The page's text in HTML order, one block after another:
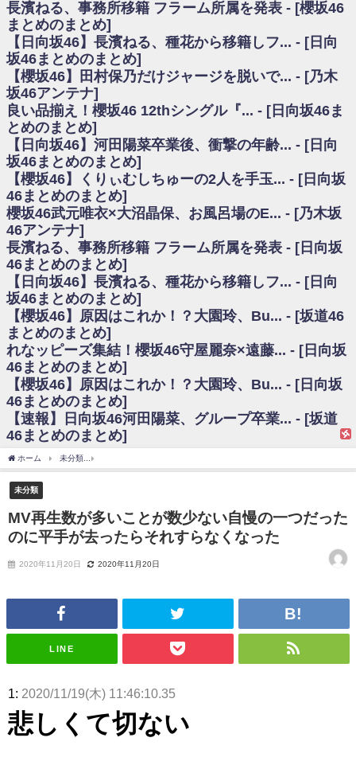
ピーズ集結！櫻坂46守屋麗奈×遠藤理子、8/6「ラヴィット！」水曜スタジオ出
演決定
欅坂/日向坂46まとめのまとめ / 【櫻坂46】田村保乃だけジャージを脱いで
いた理由
日向坂46まとめのまとめ / 【日向坂46】若林さん「笑えないぐらい師匠だ
から」佐々木久美と卒業後初の共演の様子がこちら！【激レアさん】
日向坂46まとめのまとめ / 【元日向坂46】情報解禁前で言えない！？丹生
ちゃん、メンバーと会った模様
乃木坂欅坂まとめのまとめ / 【日向坂46】この月、何かあるのか！？『お
願いバッハ！』ミーグリ日程がこちら
欅坂/日向坂46まとめのまとめ / 【櫻坂46】ミーグリで喧嘩！？山下瞳月、
これはマジギレしてる
乃木坂46アンテナ / 【櫻坂46】ハリソン守屋「ゆーづのせいです」【ラヴ
ィット!】
乃木坂あんてな ～乃木坂46・欅坂46・日向坂46のニュース・情報・話題
をピックアップ / 良い品揃え！櫻坂46 12thシングル『Make or Break』オフィ
シャルグッズ絶賛販売受付中
日向坂46まとめのまとめ / 【日向坂46】この月、何かあるのか！？『お願
いバッハ！』ミーグリ日程がこちら
日向坂46まとめのまとめ / 【元日向坂46】この卒業生、めちゃくちゃテレ
ビで見かけるな
欅坂/日向坂46まとめのまとめ / 【櫻坂46】リアルミーグリであの販売も！
『Make or Break』オフィシャルグッズ解禁
乃木坂46アンテナ / 【櫻坂46】ミーグリで喧嘩！？山下瞳月、これはマジ
ギレしてる
乃木坂あんてな ～乃木坂46・欅坂46・日向坂46のニュース・情報・話題
をピックアップ / れなッピーズ集結！櫻坂46守屋麗奈×遠藤理子、8/6「ラヴィ
ット！」水曜スタジオ出演決定
日向坂46まとめのまとめ / 【日向坂46】富田鈴花、次の事務所が決まって
そう！？
日向坂46まとめのまとめ / 【日向坂46】富田鈴花、次の事務所が決まって
そう！？
ハ！』ミーグリ日程がこちら
乃木坂あんてな ～乃木坂46・欅坂46・日向坂46のニュース・情報・話題
をピックアップ / 日向坂46卒業後初共演！佐々木久美さん、師匠オードリー若
林さんと再会した結果･･･【激レアさんを連れてきた。】
欅坂46/日向坂46まとめのまとめ / 『anan』の表紙の櫻坂46さん、多様性
の時代だと話題に
wwwwwwwwwwww
日向坂46まとめのまとめ / 筒井あやめ、アレをチラリ。こういう偶然の方
日向坂46まとめのまとめ / 【日向坂46】富田鈴花1st写真集の先行カット、
花考案グッズ＆生写真5種が公開される
日向坂46まとめのまとめ / これから彼氏と行為する直前の賀喜遥香、やば
い
長濱ねる、事務所移籍 フラーム所属を発表 - [櫻坂46
まとめのまとめ]
【日向坂46】長濱ねる、種花から移籍しフ... - [日向
坂46まとめのまとめ]
【櫻坂46】田村保乃だけジャージを脱いで... - [乃木
坂46アンテナ]
良い品揃え！櫻坂46 12thシングル『... - [日向坂46ま
とめのまとめ]
【日向坂46】河田陽菜卒業後、衝撃の年齢... - [日向
坂46まとめのまとめ]
【櫻坂46】くりぃむしちゅーの2人を手玉... - [日向坂
46まとめのまとめ]
櫻坂46武元唯衣×大沼晶保、お風呂場のE... - [乃木坂
46アンテナ]
長濱ねる、事務所移籍 フラーム所属を発表 - [日向坂
46まとめのまとめ]
【日向坂46】長濱ねる、種花から移籍しフ... - [日向
坂46まとめのまとめ]
【櫻坂46】原因はこれか！？大園玲、Bu... - [坂道46
まとめのまとめ]
れなッピーズ集結！櫻坂46守屋麗奈×遠藤... - [日向坂
46まとめのまとめ]
【櫻坂46】原因はこれか！？大園玲、Bu... - [日向坂
46まとめのまとめ]
【速報】日向坂46河田陽菜、グループ卒業... - [坂道
46まとめのまとめ]
ホーム 未分類
未分類
MV再生数が多いことが数少ない自慢の一つだった
のに平手が去ったらそれすらなくなった
2020年11月20日 2020年11月20日
LINE
1: 2020/11/19(木) 11:46:10.35
悲しくて切ない